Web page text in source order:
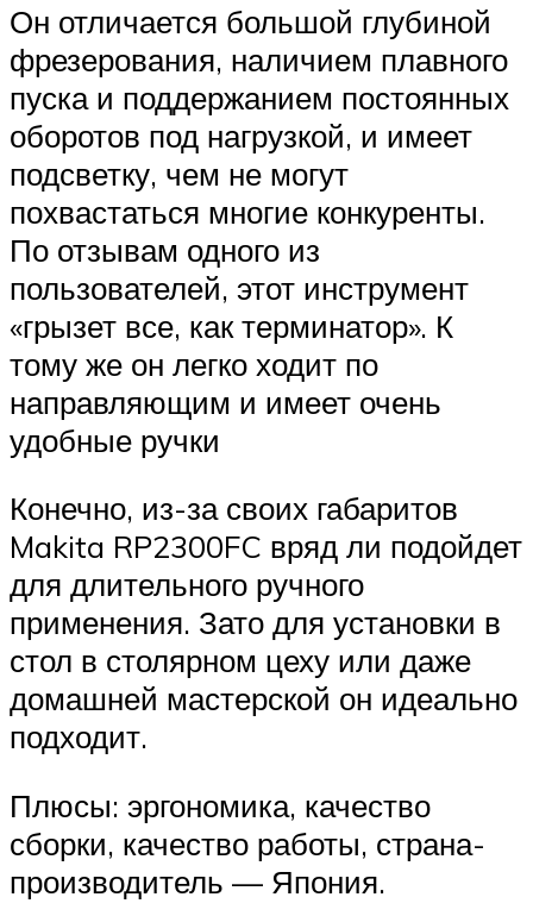
Он отличается большой глубиной
фрезерования, наличием плавного
пуска и поддержанием постоянных
оборотов под нагрузкой, и имеет
подсветку, чем не могут
похвастаться многие конкуренты.
По отзывам одного из
пользователей, этот инструмент
«грызет все, как терминатор». К
тому же он легко ходит по
направляющим и имеет очень
удобные ручки
Конечно, из-за своих габаритов
Makita RP2300FC вряд ли подойдет
для длительного ручного
применения. Зато для установки в
стол в столярном цеху или даже
домашней мастерской он идеально
подходит.
Плюсы: эргономика, качество
сборки, качество работы, страна-
производитель — Япония.